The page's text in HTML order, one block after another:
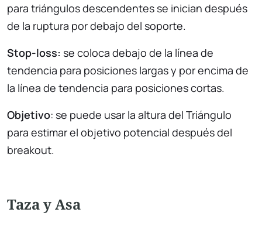
para triángulos descendentes se inician después
de la ruptura por debajo del soporte.
Stop-loss: se coloca debajo de la línea de
tendencia para posiciones largas y por encima de
la línea de tendencia para posiciones cortas.
Objetivo: se puede usar la altura del Triángulo
para estimar el objetivo potencial después del
breakout.
Taza y Asa